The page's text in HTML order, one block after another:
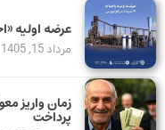
عرضه اولیه «احیا۱» ۱۹ مرداد در فرابورس
مرداد 15, 1405
زمان واریز
پرداخت